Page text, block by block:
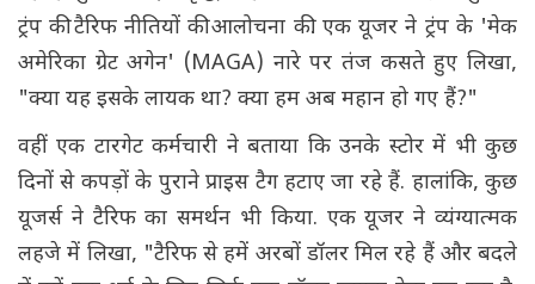
ट्रंप की टैरिफ नीतियों की आलोचना की. एक यूजर ने ट्रंप के 'मेक
अमेरिका ग्रेट अगेन' (MAGA) नारे पर तंज कसते हुए लिखा,
"क्या यह इसके लायक था? क्या हम अब महान हो गए हैं?"
वहीं एक टारगेट कर्मचारी ने बताया कि उनके स्टोर में भी कुछ
दिनों से कपड़ों के पुराने प्राइस टैग हटाए जा रहे हैं. हालांकि, कुछ
यूजर्स ने टैरिफ का समर्थन भी किया. एक यूजर ने व्यंग्यात्मक
लहजे में लिखा, "टैरिफ से हमें अरबों डॉलर मिल रहे हैं और बदले